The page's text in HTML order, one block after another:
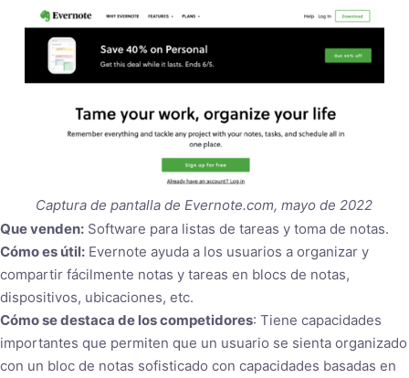
Captura de pantalla de Evernote.com, mayo de 2022
Que venden: Software para listas de tareas y toma de notas.
Cómo es útil: Evernote ayuda a los usuarios a organizar y
compartir fácilmente notas y tareas en blocs de notas,
dispositivos, ubicaciones, etc.
Cómo se destaca de los competidores: Tiene capacidades
importantes que permiten que un usuario se sienta organizado
con un bloc de notas sofisticado con capacidades basadas en